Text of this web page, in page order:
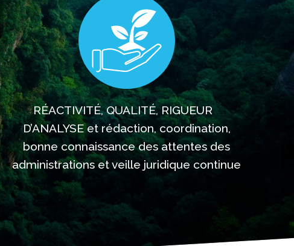
RÉACTIVITÉ, QUALITÉ, RIGUEUR
D’ANALYSE et rédaction, coordination,
bonne connaissance des attentes des
administrations et veille juridique continue